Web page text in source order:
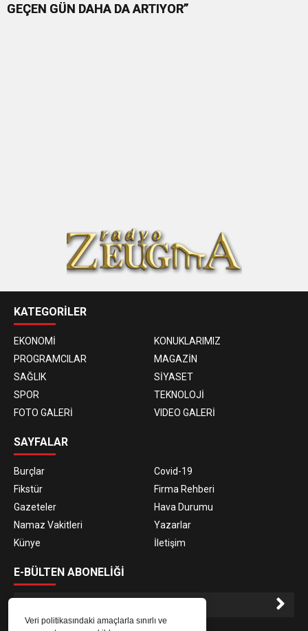
Veri politikasındaki amaçlarla sınırlı ve
GEÇEN GÜN DAHA DA ARTIYOR”
KATEGORİLER
EKONOMİ
KONUKLARIMIZ
PROGRAMCILAR
MAGAZİN
SAĞLIK
SİYASET
SPOR
TEKNOLOJİ
FOTO GALERİ
VIDEO GALERİ
SAYFALAR
Burçlar
Covid-19
Fikstür
Firma Rehberi
Gazeteler
Hava Durumu
Namaz Vakitleri
Yazarlar
Künye
İletişim
E-BÜLTEN ABONELİĞİ